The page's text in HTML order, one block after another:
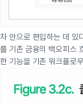
차 안으로 편입하는 데 있
를 기존 금융의 백오피스
한 기능을 기존 워크플로